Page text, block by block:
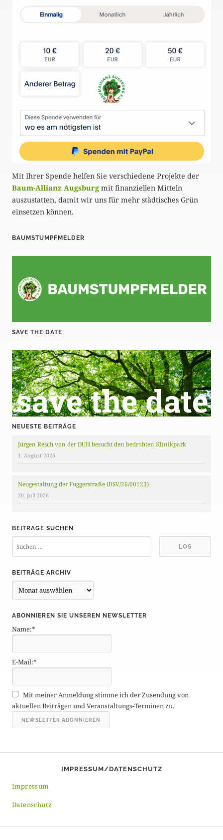
Mit Ihrer Spende helfen Sie verschiedene Projekte der
Baum-Allianz Augsburg mit finanziellen Mitteln
auszustatten, damit wir uns für mehr städtisches Grün
einsetzen können.
BAUMSTUMPFMELDER
SAVE THE DATE
NEUESTE BEITRÄGE
Jürgen Resch von der DUH besucht den bedrohten Klinikpark
1. August 2026
Neugestaltung der Fuggerstraße (BSV/26/00123)
20. Juli 2026
BEITRÄGE SUCHEN
BEITRÄGE ARCHIV
e
t
r
g
e
r
c
h
v
ABONNIEREN SIE UNSEREN NEWSLETTER
Name:*
E-Mail:*
Mit meiner Anmeldung stimme ich der Zusendung von
aktuellen Beiträgen und Veranstaltungs-Terminen zu.
IMPRESSUM/DATENSCHUTZ
Impressum
Datenschutz